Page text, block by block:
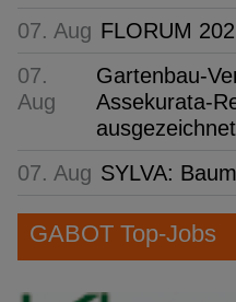
07. Aug FLORUM
07.
Aug
Gartenbau-
Assekurata-
ausgezeichnet
07. Aug SYLVA:
GABOT Top-Jobs